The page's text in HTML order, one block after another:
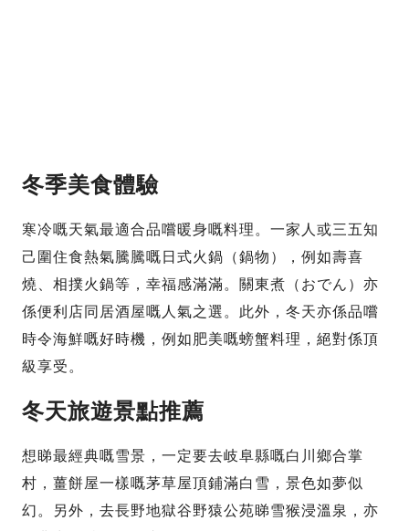
冬季美食體驗
寒冷嘅天氣最適合品嚐暖身嘅料理。一家人或三五知
己圍住食熱氣騰騰嘅日式火鍋（鍋物），例如壽喜
燒、相撲火鍋等，幸福感滿滿。關東煮（おでん）亦
係便利店同居酒屋嘅人氣之選。此外，冬天亦係品嚐
時令海鮮嘅好時機，例如肥美嘅螃蟹料理，絕對係頂
級享受。
冬天旅遊景點推薦
想睇最經典嘅雪景，一定要去岐阜縣嘅白川鄉合掌
村，薑餅屋一樣嘅茅草屋頂鋪滿白雪，景色如夢似
幻。另外，去長野地獄谷野猿公苑睇雪猴浸溫泉，亦